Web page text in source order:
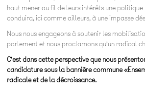
haut mener au fil de leurs intérêts une
conduira, ici comme ailleurs, à une impasse
Nous nous engageons à soutenir les
parlement et nous proclamons qu’un radical
C’est dans cette perspective que nous
candidature sous la bannière commune
radicale et de la décroissance.